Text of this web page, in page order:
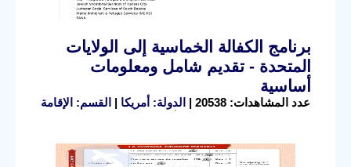
برنامج الكفالة الخماسية إلى الولايات
المتحدة - تقديم شامل ومعلومات
أساسية
عدد المشاهدات: 20538 | الدولة: أمريكا | القسم: الإقامة